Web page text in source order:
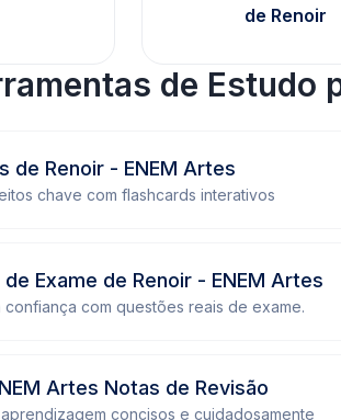
de Renoir
de Estudo
de Renoir - ENEM Artes
chave com flashcards interativos
Exame de Renoir - ENEM Artes
confiança com questões reais de exame.
Artes Notas de Revisão
concisos e cuidadosamente